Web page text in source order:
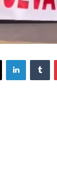
X LinkedIn